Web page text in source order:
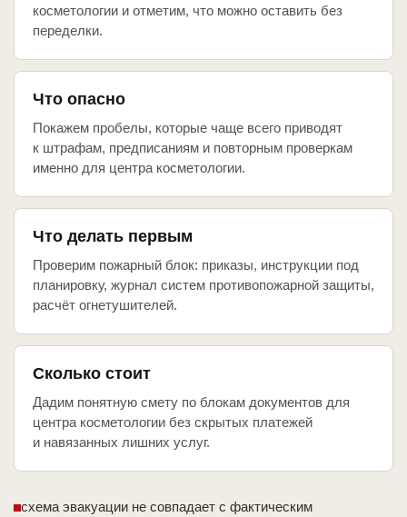
косметологии и отметим, что можно оставить без
переделки.
Что опасно
Покажем пробелы, которые чаще всего приводят
к штрафам, предписаниям и повторным проверкам
именно для центра косметологии.
Что делать первым
Проверим пожарный блок: приказы, инструкции под
планировку, журнал систем противопожарной защиты,
расчёт огнетушителей.
Сколько стоит
Дадим понятную смету по блокам документов для
центра косметологии без скрытых платежей
и навязанных лишних услуг.
схема эвакуации не совпадает с фактическим